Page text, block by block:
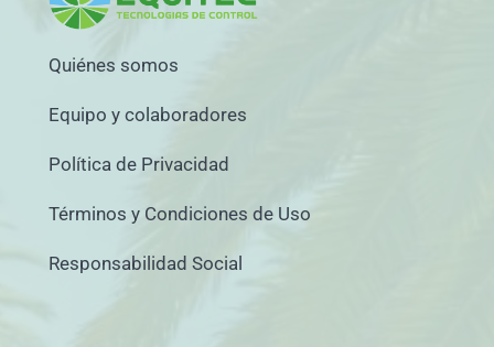
Quiénes somos
Equipo y colaboradores
Política de Privacidad
Términos y Condiciones de Uso
Responsabilidad Social